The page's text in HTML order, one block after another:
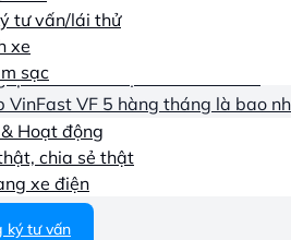
tư vấn/lái thử
xe
sạc
Hoạt động
chia sẻ thật
xe điện
ký tư vấn
5 sau ưu đãi mới nhất
cần chuẩn bị bao nhiêu tiền?
VinFast VF 5 hàng tháng là bao
tiết kiệm chi phí vận hành như
VinFast VF 5 trả góp